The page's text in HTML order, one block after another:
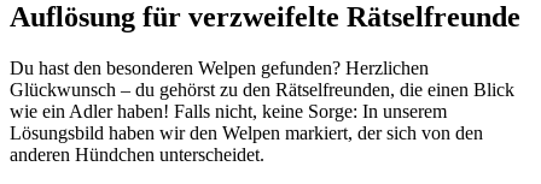
Auflösung für verzweifelte Rätselfreunde
Du hast den besonderen Welpen gefunden? Herzlichen
Glückwunsch – du gehörst zu den Rätselfreunden, die einen Blick
wie ein Adler haben! Falls nicht, keine Sorge: In unserem
Lösungsbild haben wir den Welpen markiert, der sich von den
anderen Hündchen unterscheidet.